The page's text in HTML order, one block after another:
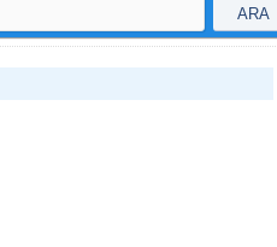
ARA